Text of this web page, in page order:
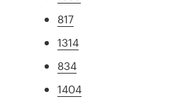
817
1314
834
1404